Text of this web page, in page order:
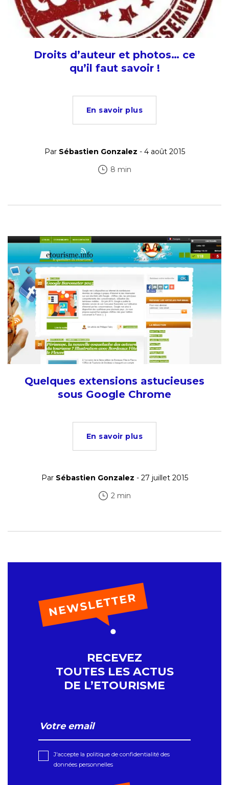
Droits d’auteur et photos… ce
qu’il faut savoir !
En savoir plus
Par Sébastien Gonzalez - 4 août 2015
8 min
Quelques extensions astucieuses
sous Google Chrome
En savoir plus
Par Sébastien Gonzalez - 27 juillet 2015
2 min
RECEVEZ
TOUTES LES ACTUS
DE L’ETOURISME
J'accepte la politique de confidentialité des
données personnelles